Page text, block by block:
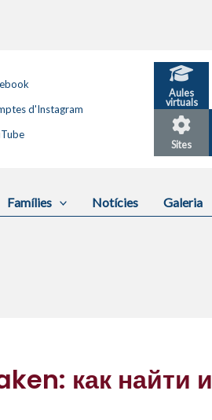
d'Instagram
Aules
virtuals
Sites
Famílies Notícies Galeria
как найти и